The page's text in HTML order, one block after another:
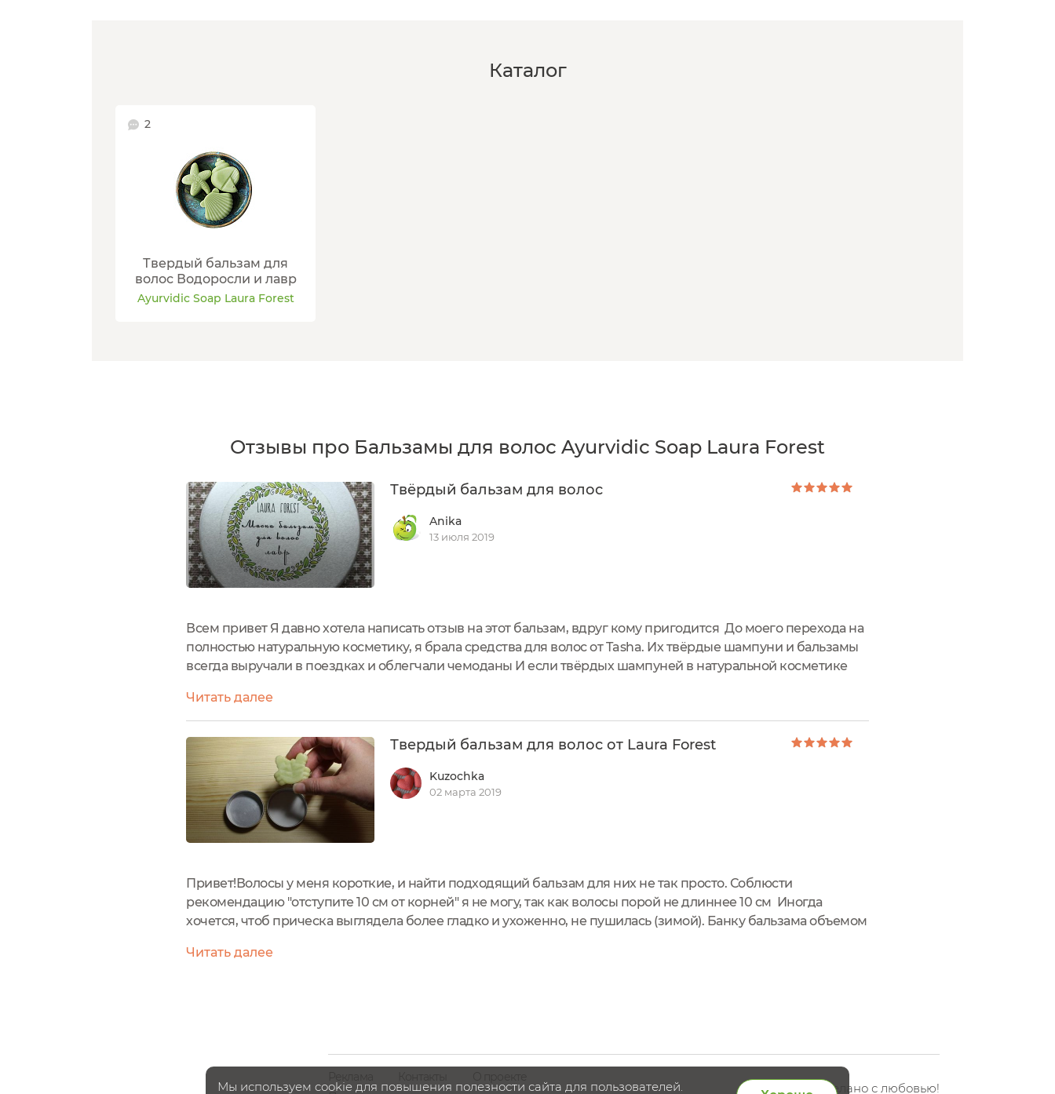
Каталог
2
Твердый бальзам для
волос Водоросли и лавр
Ayurvidic Soap Laura Forest
Отзывы про Бальзамы для волос Ayurvidic Soap Laura Forest
Твёрдый бальзам для волос
Anika
13 июля 2019
Всем привет Я давно хотела написать отзыв на этот бальзам, вдруг кому пригодится До моего перехода на
полностью натуральную косметику, я брала средства для волос от Tasha. Их твёрдые шампуни и бальзамы
всегда выручали в поездках и облегчали чемоданы И если твёрдых шампуней в натуральной косметике
Насти о твёрдом...
Читать далее
Твердый бальзам для волос от Laura Forest
Kuzochka
02 марта 2019
Привет!Волосы у меня короткие, и найти подходящий бальзам для них не так просто. Соблюсти
рекомендацию "отступите 10 см от корней" я не могу, так как волосы порой не длиннее 10 см Иногда
хочется, чтоб прическа выглядела более гладко и ухоженно, не пушилась (зимой). Банку бальзама объемом
малыша...
Читать далее
Сделано с любовью!
Мы используем cookie для повышения полезности сайта для пользователей.